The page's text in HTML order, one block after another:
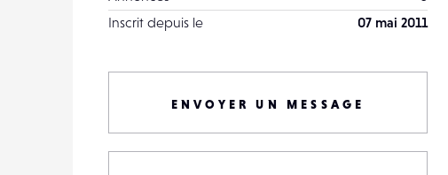
Inscrit depuis le
07 mai 2011
ENVOYER UN MESSAGE